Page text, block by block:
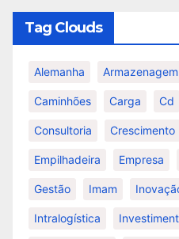
Tag Clouds
Alemanha Armazenagem
Caminhões Carga Cd
Consultoria Crescimento
Empilhadeira Empresa
Gestão Imam
Intralogística